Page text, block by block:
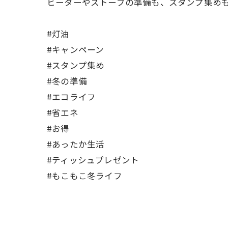
#灯油
#キャンペーン
#スタンプ集め
#冬の準備
#エコライフ
#省エネ
#お得
#あったか生活
#ティッシュプレゼント
#もこもこ冬ライフ